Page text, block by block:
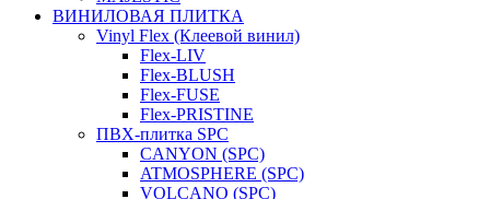
ВИНИЛОВАЯ ПЛИТКА
Vinyl Flex (Клеевой винил)
Flex-LIV
Flex-BLUSH
Flex-FUSE
Flex-PRISTINE
ПВХ-плитка SPC
CANYON (SPC)
ATMOSPHERE (SPC)
VOLCANO (SPC)